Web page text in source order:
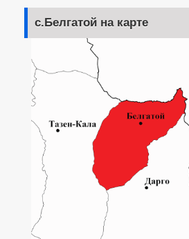
с.Белгатой на карте